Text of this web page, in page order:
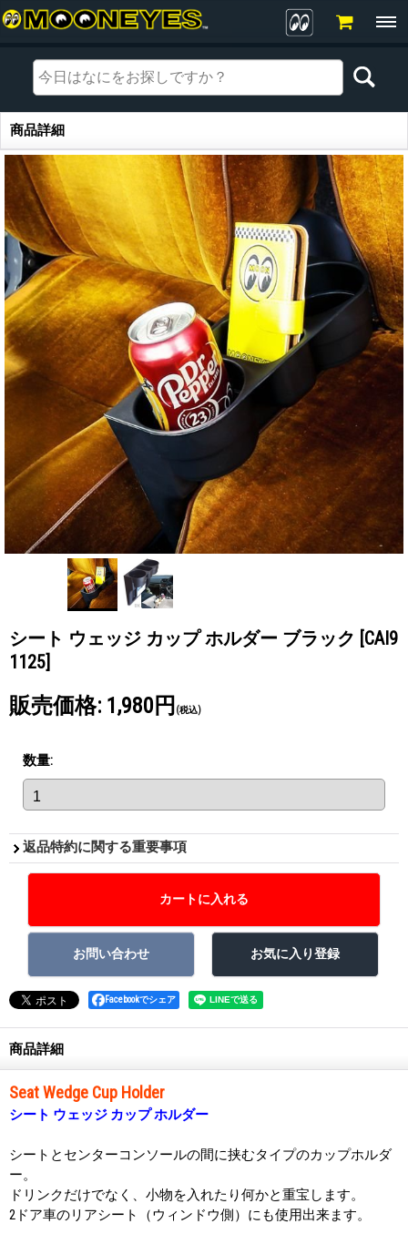
商品詳細
商品詳細
シート ウェッジ カップ ホルダー ブラック [CAI9
1125]
販売価格: 1,980円 (税込)
数量:
返品特約に関する重要事項
Facebookでシェア
商品詳細
Seat Wedge Cup Holder
シート ウェッジ カップ ホルダー
シートとセンターコンソールの間に挟むタイプのカップホルダ
ー。
ドリンクだけでなく、小物を入れたり何かと重宝します。
2ドア車のリアシート（ウィンドウ側）にも使用出来ます。